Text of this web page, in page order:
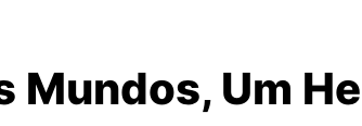
Mundos, Um